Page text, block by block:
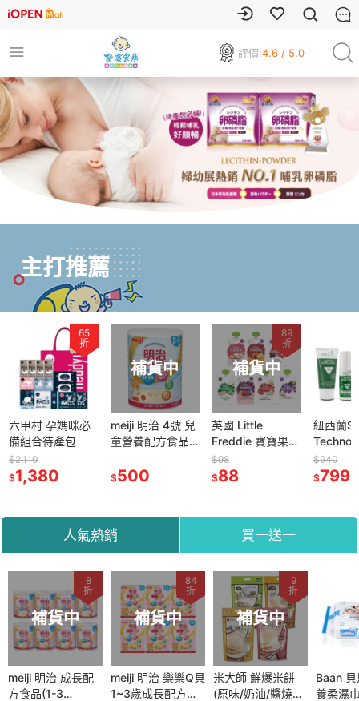
評價:4.6 / 5.0
主打推薦
補貨中
meiji 明治 4號 兒
童營養配方食品
900g/罐
$500
補貨中
89
折
英國 Little
Freddie 寶寶果昔
多口味可選
$88
85
折
紐西蘭Skin
Technology
Protect 25% 派
卡瑞丁 瑞斌12H
$940
$799
補
特 幼兒
盒 6M+(
選)
$155
$149
人氣熱銷 買一送一
補貨中
8
折
meiji 明治 成長配
方食品(1-3
補貨中
84
折
meiji 明治 樂樂Q貝
1~3歲成長配方食
補貨中
9
折
米大師 鮮爆米餅
(原味/奶油/醬燒海
Baan
養柔濕